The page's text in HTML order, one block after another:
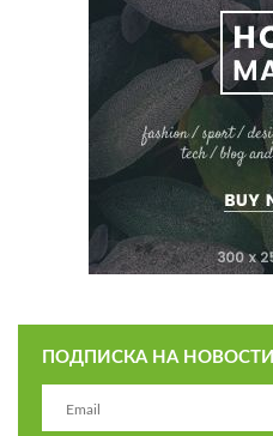
ПОДПИСКА НА НОВОСТИ